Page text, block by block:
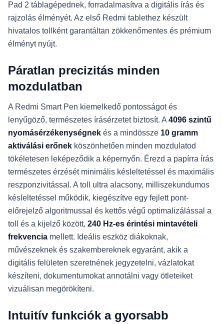
Pad 2 táblagépednek, forradalmasítva a digitális írás és
rajzolás élményét. Az első Redmi tablethez készült
hivatalos tollként garantáltan zökkenőmentes és prémium
élményt nyújt.
Páratlan precizitás minden
mozdulatban
A Redmi Smart Pen kiemelkedő pontosságot és
lenyűgöző, természetes írásérzetet biztosít. A 4096 szintű
nyomásérzékenységnek és a mindössze 10 gramm
aktiválási erőnek köszönhetően minden mozdulatod
tökéletesen leképeződik a képernyőn. Érezd a papírra írás
természetes érzését minimális késleltetéssel és maximális
reszponzivitással. A toll ultra alacsony, milliszekundumos
késleltetéssel működik, kiegészítve egy fejlett pont-
előrejelző algoritmussal és kettős végű optimalizálással a
toll és a kijelző között, 240 Hz-es érintési mintavételi
frekvencia mellett. Ideális eszköz diákoknak,
művészeknek és szakembereknek egyaránt, akik a
digitális felületen szeretnének jegyzetelni, vázlatokat
készíteni, dokumentumokat annotálni vagy ötleteiket
vizuálisan megörökíteni.
Intuitív funkciók a gyorsabb